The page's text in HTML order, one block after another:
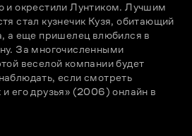
и окрестили Лунтиком. Лучшим
стал кузнечик Кузя, обитающий
а еще пришелец влюбился в
За многочисленными
веселой компании будет
если смотреть
и его друзья» (2006) онлайн в